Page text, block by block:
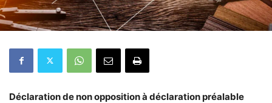
Déclaration de non opposition à déclaration préalable